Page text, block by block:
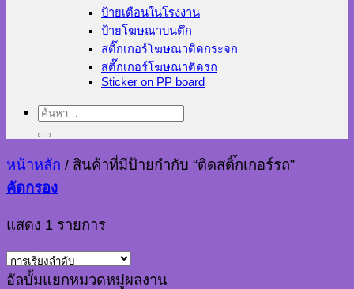
ป้ายเตือนในโรงงาน
ป้ายโฆษณาบนตึก
สติ๊กเกอร์โฆษณาติดกระจก
สติ๊กเกอร์โฆษณาติดรถ
Sticker on PP board
ค้นหา:
หน้าหลัก / สินค้าที่มีป้ายกำกับ “ติดสติ๊กเกอร์รถ”
คัดกรอง
แสดง 1 รายการ
อัลบั้มแยกหมวดหมู่ผลงาน